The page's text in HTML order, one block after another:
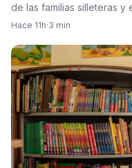
de las familias silleteras y
Hace 11h·3 min